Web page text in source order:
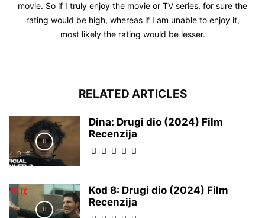
movie. So if I truly enjoy the movie or TV series, for sure the
rating would be high, whereas if I am unable to enjoy it,
most likely the rating would be lesser.
RELATED ARTICLES
Dina: Drugi dio (2024) Film
Recenzija
Kod 8: Drugi dio (2024) Film
Recenzija